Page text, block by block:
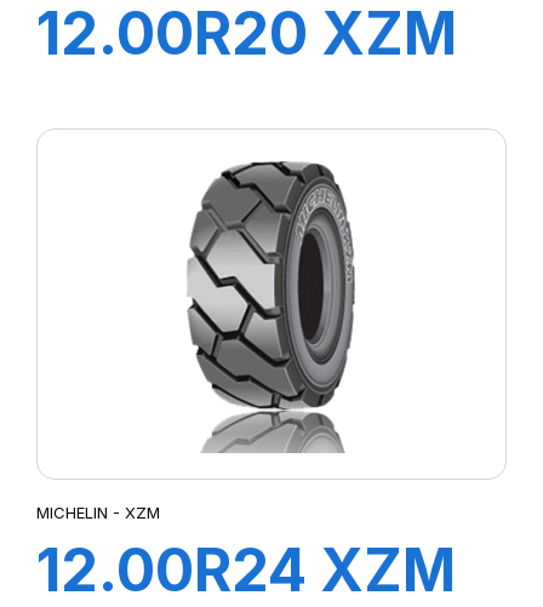
12.00R20 XZM
MICHELIN - XZM
12.00R24 XZM